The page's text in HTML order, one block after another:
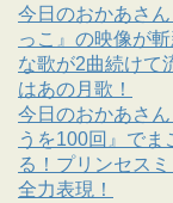
今日のおかあさ
っこ』の映像が
な歌が2曲続けて
はあの月歌！
今日のおかあさ
うを100回』で
る！プリンセス
全力表現！